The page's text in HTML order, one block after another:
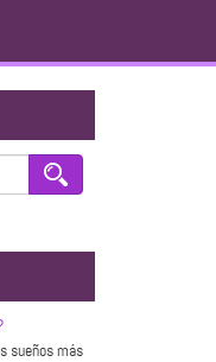
sueños más